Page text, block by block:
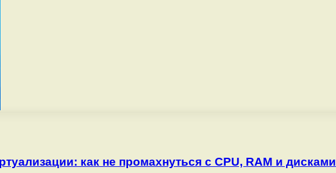
как не промахнуться с CPU, RAM и дисками